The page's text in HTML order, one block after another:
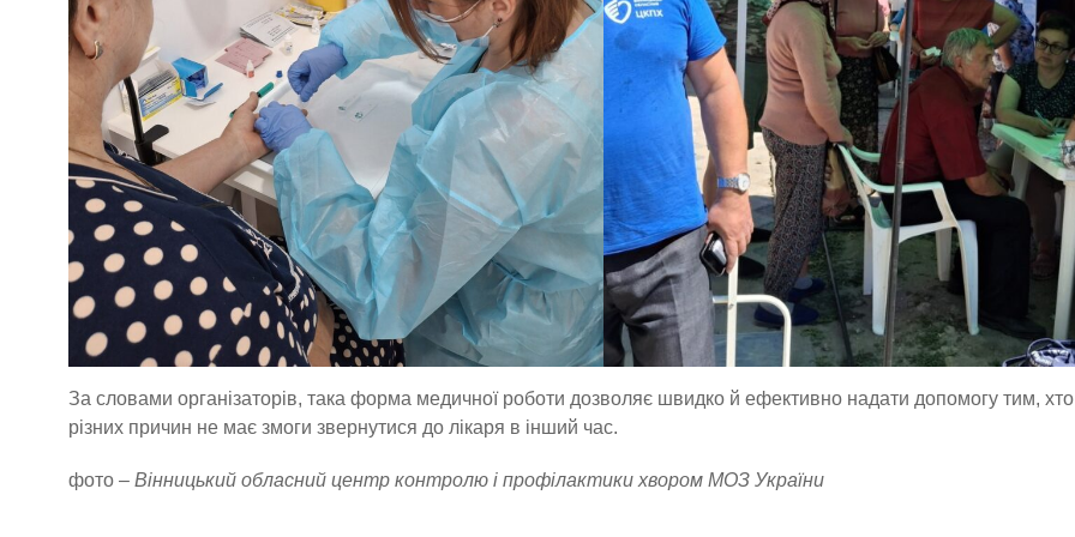
За словами організаторів, така форма медичної роботи дозволяє швидко й ефективно надати допомогу тим, хто
різних причин не має змоги звернутися до лікаря в інший час.
фото – Вінницький обласний центр контролю і профілактики хвором МОЗ України